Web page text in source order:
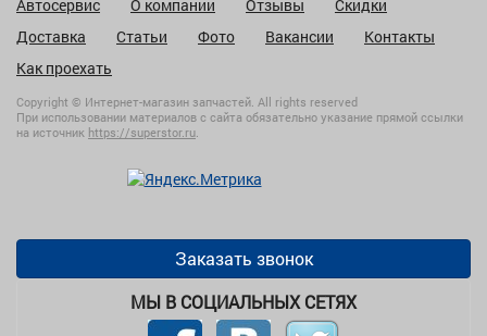
Автосервис
О компании Отзывы
Скидки
Доставка
Статьи Фото Вакансии
Контакты
Как проехать
Copyright © Интернет-магазин запчастей. All rights reserved
При использовании материалов с сайта обязательно указание прямой ссылки
на источник https://superstor.ru.
Заказать звонок
МЫ В СОЦИАЛЬНЫХ СЕТЯХ